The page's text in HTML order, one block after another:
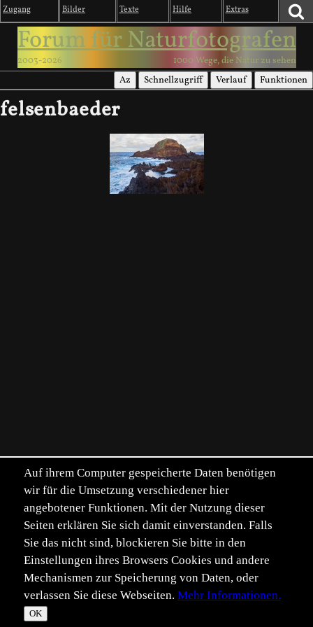
Zugang Bilder Texte Hilfe Extras
Forum für Naturfotografen
2003-2026 1000 Wege, die Natur zu sehen
Az Schnellzugriff Verlauf Funktionen
felsenbaeder
Auf ihrem Computer gespeicherte Daten benötigen
wir für die Umsetzung verschiedener hier
angebotener Funktionen. Mit der Nutzung dieser
Seiten erklären Sie sich damit einverstanden. Falls
Sie das nicht sind, blockieren Sie bitte in den
Einstellungen ihres Browsers Cookies und andere
Mechanismen zur Speicherung von Daten, oder
verlassen Sie diese Webseiten. Mehr Informationen.
OK